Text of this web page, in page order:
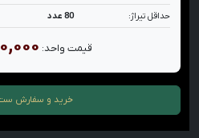
حداقل تیراژ: 80 عدد
قیمت واحد:
خرید و سفارش